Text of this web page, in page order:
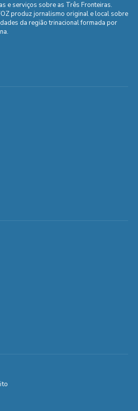
e serviços sobre as Três Fronteiras.
produz jornalismo original e local sobre
da região trinacional formada por